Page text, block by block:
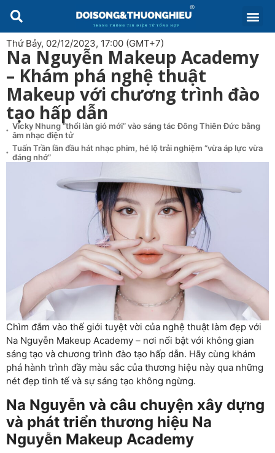
Thứ Bảy, 02/12/2023, 17:00 (GMT+7)
Na Nguyễn Makeup Academy
– Khám phá nghệ thuật
Makeup với chương trình đào
tạo hấp dẫn
Vicky Nhung “thổi làn gió mới” vào sáng tác Đông Thiên Đức bằng
âm nhạc điện tử
Tuấn Trần lần đầu hát nhạc phim, hé lộ trải nghiệm “vừa áp lực vừa
đáng nhớ”
Chìm đắm vào thế giới tuyệt vời của nghệ thuật làm đẹp với
Na Nguyễn Makeup Academy – nơi nổi bật với không gian
sáng tạo và chương trình đào tạo hấp dẫn. Hãy cùng khám
phá hành trình đầy màu sắc của thương hiệu này qua những
nét đẹp tinh tế và sự sáng tạo không ngừng.
Na Nguyễn và câu chuyện xây dựng
và phát triển thương hiệu Na
Nguyễn Makeup Academy